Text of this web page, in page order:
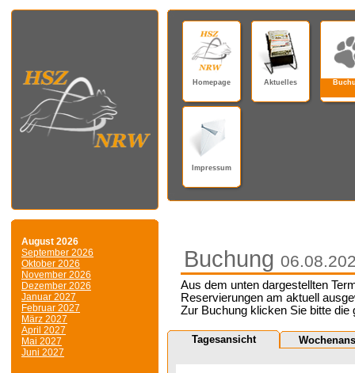
August 2026
September 2026
Oktober 2026
November 2026
Dezember 2026
Januar 2027
Februar 2027
März 2027
April 2027
Mai 2027
Juni 2027
Homepage Aktuelles
Impressum
Buchung
Aus dem unten dargestellten
Reservierungen am aktuell
Zur Buchung klicken Sie bitte die
Tagesansicht